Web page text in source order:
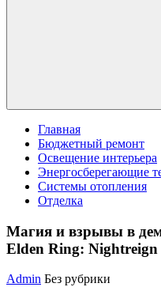
Главная
Бюджетный ремонт
Освещение интерьера
Энергосберегающие
Системы отопления
Отделка
Магия и взрывы в
Elden Ring: Nightreign
Admin Без рубрики